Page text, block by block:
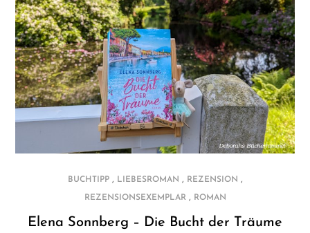
BUCHTIPP, LIEBESROMAN , REZENSION ,
REZENSIONSEXEMPLAR, ROMAN
Elena Sonnberg – Die Bucht der Träume